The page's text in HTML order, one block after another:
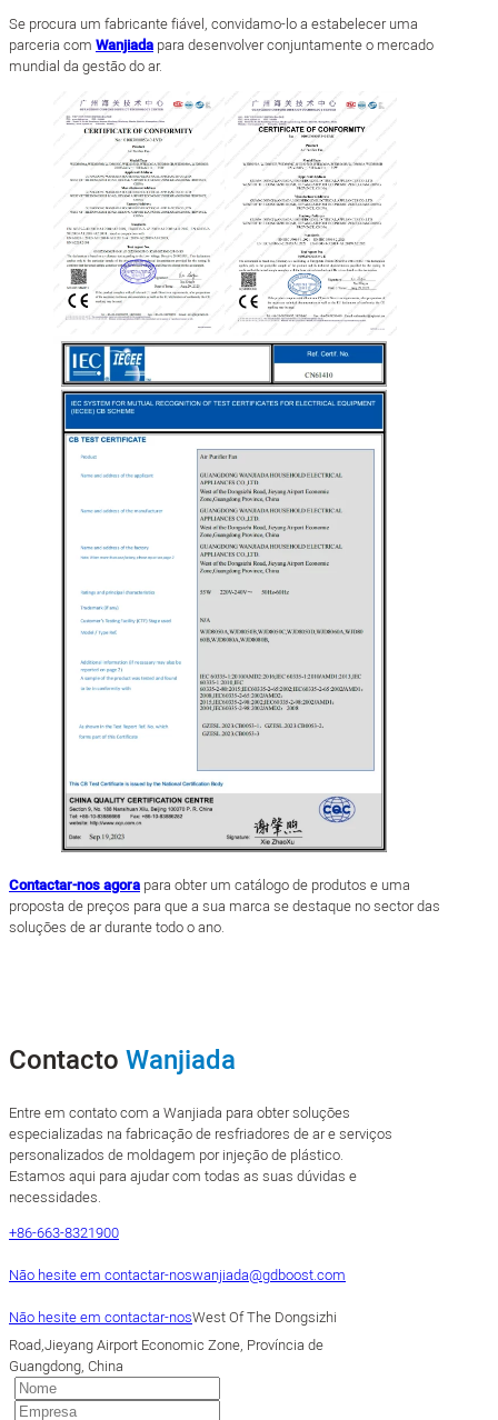
Se procura um fabricante fiável, convidamo-lo a estabelecer uma
parceria com Wanjiada para desenvolver conjuntamente o mercado
mundial da gestão do ar.
Contactar-nos agora para obter um catálogo de produtos e uma
proposta de preços para que a sua marca se destaque no sector das
soluções de ar durante todo o ano.
Contacto Wanjiada
Entre em contato com a Wanjiada para obter soluções
especializadas na fabricação de resfriadores de ar e serviços
personalizados de moldagem por injeção de plástico.
Estamos aqui para ajudar com todas as suas dúvidas e
necessidades.
+86-663-8321900
Não hesite em contactar-noswanjiada@gdboost.com
Não hesite em contactar-nosWest Of The Dongsizhi
Road,Jieyang Airport Economic Zone, Província de
Guangdong, China